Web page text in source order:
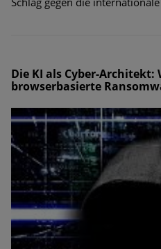
Die KI als Cyber-Architekt:
browserbasierte